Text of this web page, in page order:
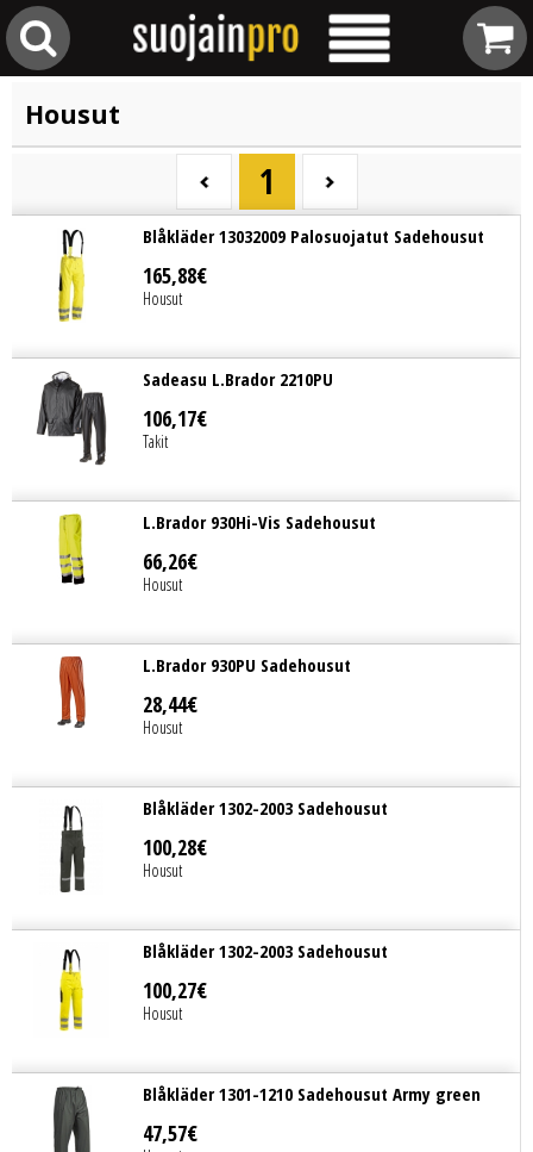
Housut
1
Blåkläder 13032009 Palosuojatut Sadehousut
165,88€
Housut
Sadeasu L.Brador 2210PU
106,17€
Takit
L.Brador 930Hi-Vis Sadehousut
66,26€
Housut
L.Brador 930PU Sadehousut
28,44€
Housut
Blåkläder 1302-2003 Sadehousut
100,28€
Housut
Blåkläder 1302-2003 Sadehousut
100,27€
Housut
Blåkläder 1301-1210 Sadehousut Army green
47,57€